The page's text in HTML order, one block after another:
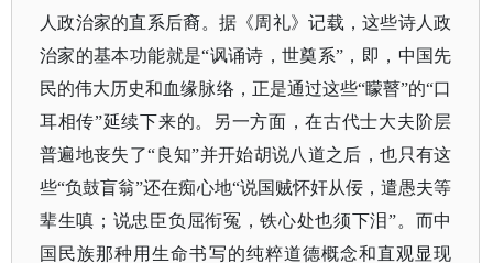
人政治家的直系后裔。据《周礼》记载，这些诗人政
治家的基本功能就是“讽诵诗，世奠系”，即，中国先
民的伟大历史和血缘脉络，正是通过这些“矇瞽”的“口
耳相传”延续下来的。另一方面，在古代士大夫阶层
普遍地丧失了“良知”并开始胡说八道之后，也只有这
些“负鼓盲翁”还在痴心地“说国贼怀奸从佞，遣愚夫等
辈生嗔；说忠臣负屈衔冤，铁心处也须下泪”。而中
国民族那种用生命书写的纯粹道德概念和直观显现